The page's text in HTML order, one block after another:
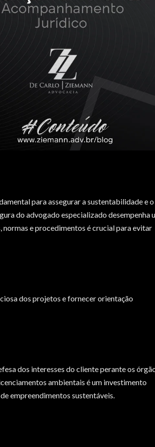
para assegurar a sustentabilidade e o
do advogado especializado desempenha
normas e procedimentos é crucial para evitar
dos projetos e fornecer orientação
dos interesses do cliente perante os
ambientais é um investimento
empreendimentos sustentáveis.